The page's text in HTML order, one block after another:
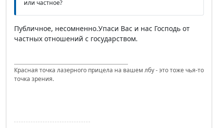
или частное?
Публичное, несомненно.Упаси Вас и нас Господь от
частных отношений с государством.
Красная точка лазерного прицела на вашем лбу - это тоже чья-то
точка зрения.